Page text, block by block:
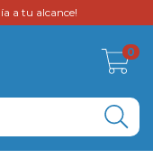
a tu alcance!
0